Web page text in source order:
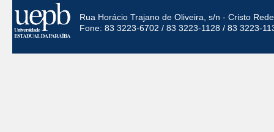
Rua Horácio Trajano de Oliveira, s/n - Cristo
Fone: 83 3223-6702 / 83 3223-1128 / 83 3223-